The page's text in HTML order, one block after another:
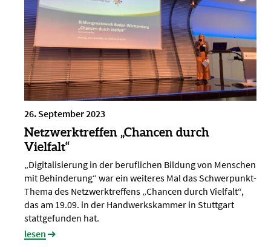
26. September 2023
Netzwerktreffen „Chancen durch
Vielfalt“
„Digitalisierung in der beruflichen Bildung von Menschen
mit Behinderung“ war ein weiteres Mal das Schwerpunkt-
Thema des Netzwerktreffens „Chancen durch Vielfalt“,
das am 19.09. in der Handwerkskammer in Stuttgart
stattgefunden hat.
lesen